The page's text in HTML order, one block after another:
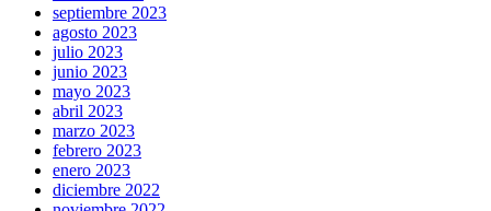
septiembre 2023
agosto 2023
julio 2023
junio 2023
mayo 2023
abril 2023
marzo 2023
febrero 2023
enero 2023
diciembre 2022